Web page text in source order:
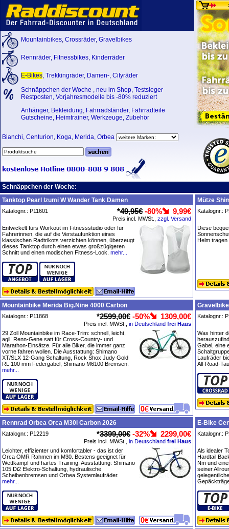
Mountainbikes, Crossräder, Gravelbikes
Rennräder, Fitnessbikes, Kinderräder
E-Bikes, Trekkingräder, Damen-, Cityräder
Schnäppchen der Woche , neu im Shop, Testsieger
Restposten, Vorjahresmodelle bis -80% reduziert
Anhänger, Bekleidung, Fahrradständer, Fahrradteile
Gutscheine, Heimtrainer, Werkzeuge, Zubehör
Bianchi, Centurion, Koga, Merida, Orbea
Schnäppchen der Woche:
Tanktop Pearl Izumi W Wander Tank Damen
Katalognr.: P11601 *49,95€ -80% 9,99€
Preis incl. MWSt., zzgl. Versand
Entwickelt fürs Workout im Fitnessstudio oder für
Fahrerinnen, die auf die Verstaufunktion eines
klassischen Radtrikots verzichten können, überzeugt
dieses Tanktop durch einen etwas großzügigeren
Schnitt und einen modischen Fitness-Look. mehr...
Mütze
Katalognr.:
Diese
Helm tragen
Mountainbike Merida Big.Nine 4000 Carbon
Katalognr.: P11868 *2599,00€ -50% 1309,00€
Preis incl. MWSt., in Deutschland frei Haus
29 Zoll Mountainbike im Race-Trim: schnell, leicht,
agil! Renn-Gene satt für Cross-Country- und
Marathon-Einsätze. Für alle Biker, die immer ganz
vorne fahren wollen. Die Ausstattung: Shimano
XT/SLX 12-Gang Schaltung, Rock Shox Judy Gold
RL 100 mm Federgabel, Shimano M6100 Bremsen.
mehr...
Katalognr.:
Was hinter
Gabel, eine
Laufräder
All-Road-
Rennrad Orbea Orca M30i Carbon 2026
Katalognr.: P12219 *3399,00€ -32% 2299,00€
Preis incl. MWSt., in Deutschland frei Haus
Leichter, effizienter und komfortabler - das ist der
Orca OMR Rahmen im M30. Bestens geeignet für
Wettkampf und hartes Training. Ausstattung: Shimano
105 Di2 Elektro-Schaltung, hydraulische
Scheibenbremsen und Orbea Systemlaufräder.
mehr...
E-Bike
Katalognr.:
Als idealer
Hardtail
Nm und
seiner